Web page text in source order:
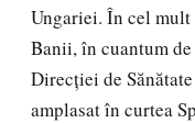
Ungariei. În cel
Banii, în cuantum
Direcţiei de
amplasat în curtea